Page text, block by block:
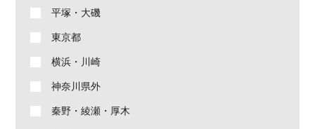
平塚・大磯
東京都
横浜・川崎
神奈川県外
秦野・綾瀬・厚木